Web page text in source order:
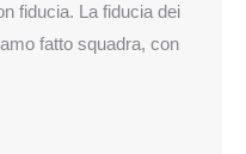
fiducia. La fiducia dei
fatto squadra, con